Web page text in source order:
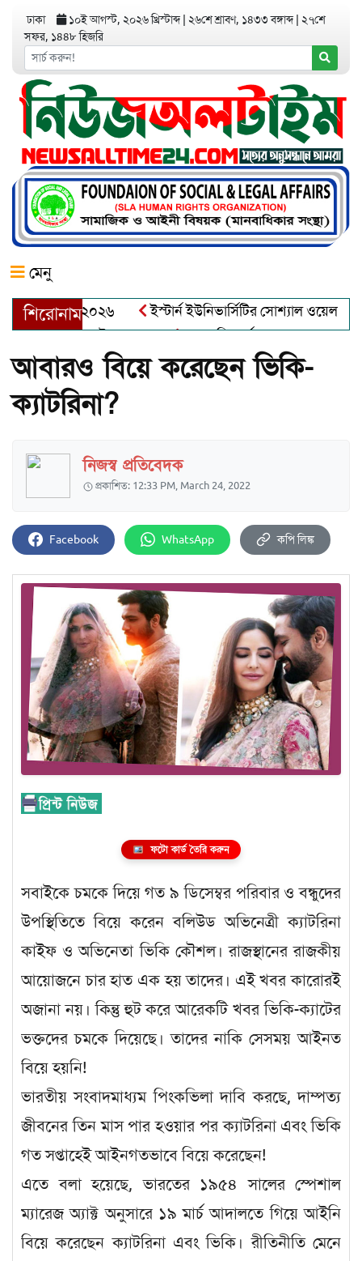
ঢাকা ১০ই আগস্ট, ২০২৬ খ্রিস্টাব্দ ২৬শে শ্রাবণ, ১৪৩৩ বঙ্গাব্দ ২৭শে
সফর, ১৪৪৮ হিজরি
মেনু
শিরোনাম
অ্যাওয়ার্ড–২০২৬
ইস্টার্ন ইউনিভার্সিটির সোশ্যাল ওয়েলফেয়ার
খালেক এর ইন্তেকাল
আত্মশুদ্ধি অর্জন ও অশুভকে বর্জন করে
আবারও বিয়ে করেছেন ভিকি-
ক্যাটরিনা?
নিজস্ব প্রতিবেদক
প্রকাশিত: 12:33 PM, March 24, 2022
Facebook WhatsApp কপি লিঙ্ক
ফটো কার্ড তৈরি করুন
সবাইকে চমকে দিয়ে গত ৯ ডিসেম্বর পরিবার ও বন্ধুদের
উপস্থিতিতে বিয়ে করেন বলিউড অভিনেত্রী ক্যাটরিনা
কাইফ ও অভিনেতা ভিকি কৌশল। রাজস্থানের রাজকীয়
আয়োজনে চার হাত এক হয় তাদের। এই খবর কারোরই
অজানা নয়। কিন্তু হুট করে আরেকটি খবর ভিকি-ক্যাটের
ভক্তদের চমকে দিয়েছে। তাদের নাকি সেসময় আইনত
বিয়ে হয়নি!
ভারতীয় সংবাদমাধ্যম পিংকভিলা দাবি করছে, দাম্পত্য
জীবনের তিন মাস পার হওয়ার পর ক্যাটরিনা এবং ভিকি
গত সপ্তাহেই আইনগতভাবে বিয়ে করেছেন!
এতে বলা হয়েছে, ভারতের ১৯৫৪ সালের স্পেশাল
ম্যারেজ অ্যাক্ট অনুসারে ১৯ মার্চ আদালতে গিয়ে আইনি
বিয়ে করেছেন ক্যাটরিনা এবং ভিকি। রীতিনীতি মেনে